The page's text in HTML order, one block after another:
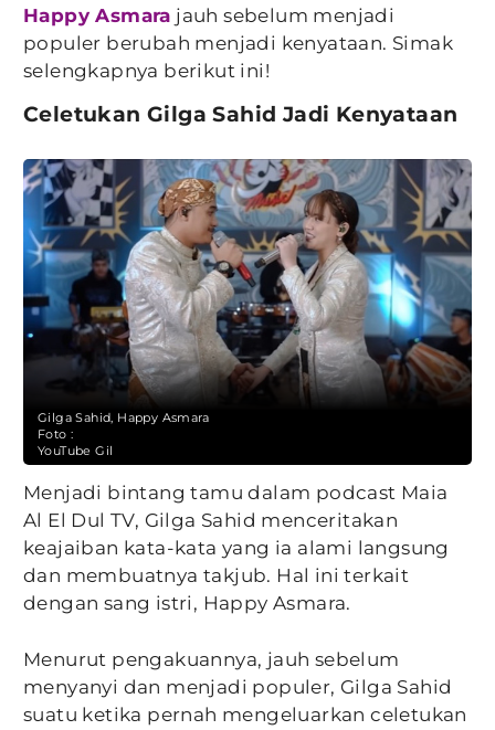
Happy Asmara jauh sebelum menjadi
populer berubah menjadi kenyataan. Simak
selengkapnya berikut ini!
Celetukan Gilga Sahid Jadi Kenyataan
Gilga Sahid, Happy Asmara
Foto :
YouTube Gil
Menjadi bintang tamu dalam podcast Maia
Al El Dul TV, Gilga Sahid menceritakan
keajaiban kata-kata yang ia alami langsung
dan membuatnya takjub. Hal ini terkait
dengan sang istri, Happy Asmara.
Menurut pengakuannya, jauh sebelum
menyanyi dan menjadi populer, Gilga Sahid
suatu ketika pernah mengeluarkan celetukan